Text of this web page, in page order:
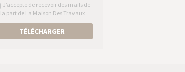
J’accepte de recevoir des mails de
la part de La Maison Des Travaux
TÉLÉCHARGER